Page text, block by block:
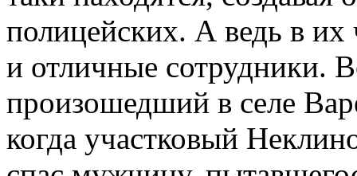
полицейских. А ведь в
и отличные сотрудники.
произошедший в селе
когда участковый